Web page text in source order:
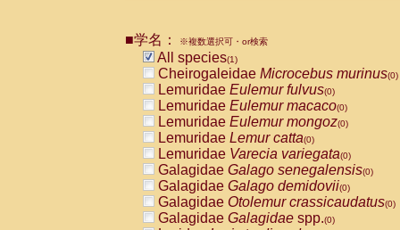
CebidaeCebus nigrivittatus
CebidaeCebus
CebidaeSaimiri boliviensis(0)
CebidaeSaimiri sciureus(0)
AtelidaeAlouatta caraya(0)
AtelidaeAlouatta fusca(0)
AtelidaeAlouatta seniculus
AtelidaeAlouattaspp.(0)
AtelidaeAteles belzebuth(0)
AtelidaeAteles geoffroyi(0)
AtelidaeAteles paniscus(0)
AtelidaeAtelesspp.(0)
■学名： ※複数選択可・or検索
All species(1)
Cheirogaleidae Microcebus murinus(0)
Lemuridae Eulemur fulvus(0)
Lemuridae Eulemur macaco(0)
Lemuridae Eulemur mongoz(0)
Lemuridae Lemur catta(0)
Lemuridae Varecia variegata(0)
Galagidae Galago senegalensis(0)
Galagidae Galago demidovii(0)
Galagidae Otolemur crassicaudatus(0)
Galagidae Galagidae spp.(0)